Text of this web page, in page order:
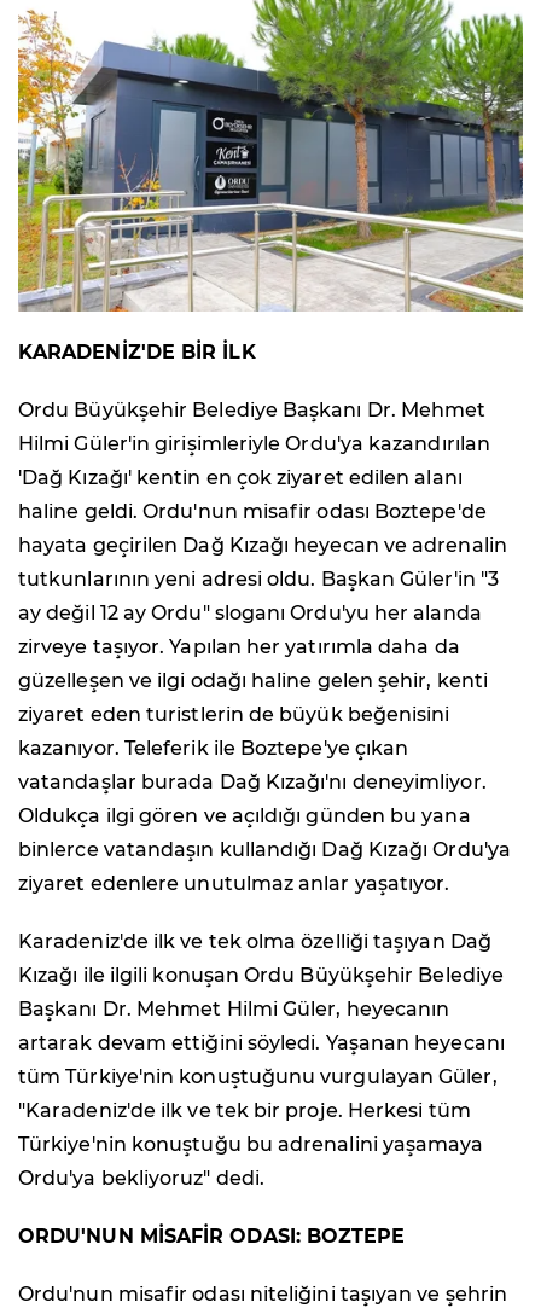
KARADENİZ'DE BİR İLK
Ordu Büyükşehir Belediye Başkanı Dr. Mehmet
Hilmi Güler'in girişimleriyle Ordu'ya kazandırılan
'Dağ Kızağı' kentin en çok ziyaret edilen alanı
haline geldi. Ordu'nun misafir odası Boztepe'de
hayata geçirilen Dağ Kızağı heyecan ve adrenalin
tutkunlarının yeni adresi oldu. Başkan Güler'in "3
ay değil 12 ay Ordu" sloganı Ordu'yu her alanda
zirveye taşıyor. Yapılan her yatırımla daha da
güzelleşen ve ilgi odağı haline gelen şehir, kenti
ziyaret eden turistlerin de büyük beğenisini
kazanıyor. Teleferik ile Boztepe'ye çıkan
vatandaşlar burada Dağ Kızağı'nı deneyimliyor.
Oldukça ilgi gören ve açıldığı günden bu yana
binlerce vatandaşın kullandığı Dağ Kızağı Ordu'ya
ziyaret edenlere unutulmaz anlar yaşatıyor.
Karadeniz'de ilk ve tek olma özelliği taşıyan Dağ
Kızağı ile ilgili konuşan Ordu Büyükşehir Belediye
Başkanı Dr. Mehmet Hilmi Güler, heyecanın
artarak devam ettiğini söyledi. Yaşanan heyecanı
tüm Türkiye'nin konuştuğunu vurgulayan Güler,
"Karadeniz'de ilk ve tek bir proje. Herkesi tüm
Türkiye'nin konuştuğu bu adrenalini yaşamaya
Ordu'ya bekliyoruz" dedi.
ORDU'NUN MİSAFİR ODASI: BOZTEPE
Ordu'nun misafir odası niteliğini taşıyan ve şehrin